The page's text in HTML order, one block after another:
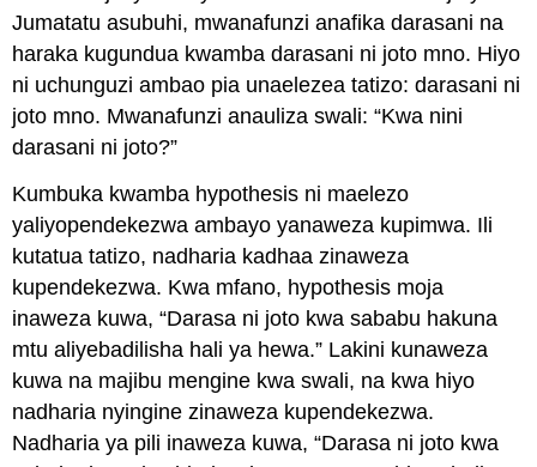
Jumatatu asubuhi, mwanafunzi anafika darasani na
haraka kugundua kwamba darasani ni joto mno. Hiyo
ni uchunguzi ambao pia unaelezea tatizo: darasani ni
joto mno. Mwanafunzi anauliza swali: “Kwa nini
darasani ni joto?”
Kumbuka kwamba hypothesis ni maelezo
yaliyopendekezwa ambayo yanaweza kupimwa. Ili
kutatua tatizo, nadharia kadhaa zinaweza
kupendekezwa. Kwa mfano, hypothesis moja
inaweza kuwa, “Darasa ni joto kwa sababu hakuna
mtu aliyebadilisha hali ya hewa.” Lakini kunaweza
kuwa na majibu mengine kwa swali, na kwa hiyo
nadharia nyingine zinaweza kupendekezwa.
Nadharia ya pili inaweza kuwa, “Darasa ni joto kwa